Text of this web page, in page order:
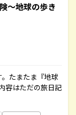
～地球の歩き
たまたま『地球
容はただの旅日記